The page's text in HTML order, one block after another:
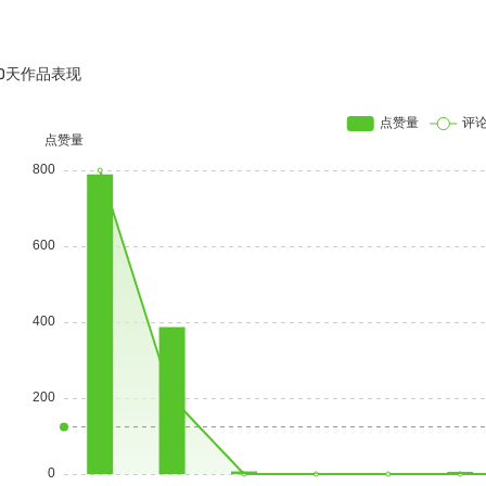
天作品表现